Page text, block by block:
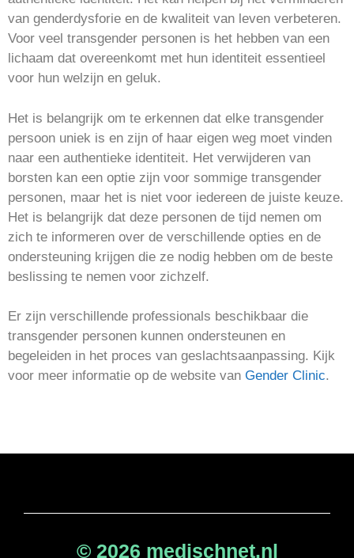
van genderdysforie en de kwaliteit van leven verbeteren.
Voor veel transgender personen is het hebben van een
lichaam dat overeenkomt met hun identiteit essentieel
voor hun welzijn en geluk.
Het is belangrijk om te erkennen dat elke transgender
persoon uniek is en zijn of haar eigen weg moet vinden
naar een authentieke identiteit. Het verwijderen van
borsten kan een optie zijn voor sommige transgender
personen, maar het is niet voor iedereen de juiste keuze.
Het is belangrijk dat deze personen de tijd nemen om
zich te informeren over de verschillende opties en de
ondersteuning krijgen die ze nodig hebben om de beste
beslissing te nemen voor zichzelf.
Er zijn verschillende professionals beschikbaar die
transgender personen kunnen ondersteunen en
begeleiden in het proces van geslachtsaanpassing. Kijk
voor meer informatie op de website van Gender Clinic.
© 2026 medischnet.nl